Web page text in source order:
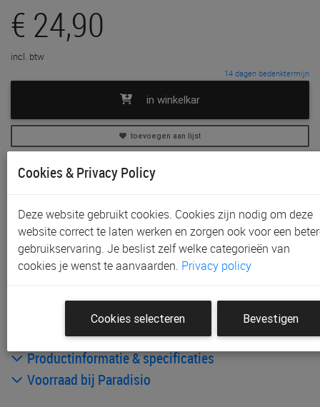
€ 24,90
incl. btw
14 dagen bedenktermijn
in winkelkar
toevoegen aan lijst
Niet in voorraad in onze winkels
Gratis verzending vanaf € 80 *
Andere artikelen uit deze collectie:
Productinformatie & specificaties
Voorraad bij Paradisio
Cookies & Privacy Policy
Deze website gebruikt cookies. Cookies zijn nodig om deze
website correct te laten werken en zorgen ook voor een
gebruikservaring. Je beslist zelf welke categorieën van
cookies je wenst te aanvaarden. Privacy policy
Cookies selecteren Bevestigen